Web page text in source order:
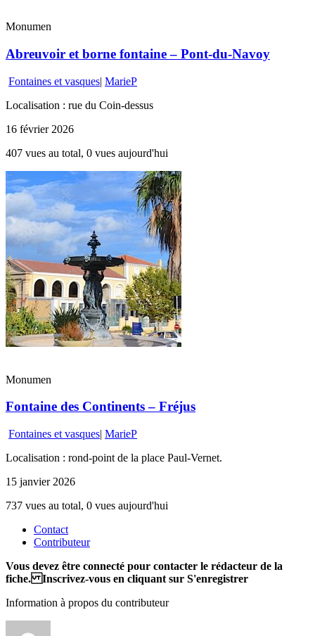
Monumen
Abreuvoir et borne fontaine – Pont-du-Navoy
Fontaines et vasques| MarieP
Localisation : rue du Coin-dessus
16 février 2026
407 vues au total, 0 vues aujourd'hui
Monumen
Fontaine des Continents – Fréjus
Fontaines et vasques| MarieP
Localisation : rond-point de la place Paul-Vernet.
15 janvier 2026
737 vues au total, 0 vues aujourd'hui
Contact
Contributeur
Vous devez être connecté pour contacter le rédacteur de la
fiche. Inscrivez-vous en cliquant sur S'enregistrer
Information à propos du contributeur